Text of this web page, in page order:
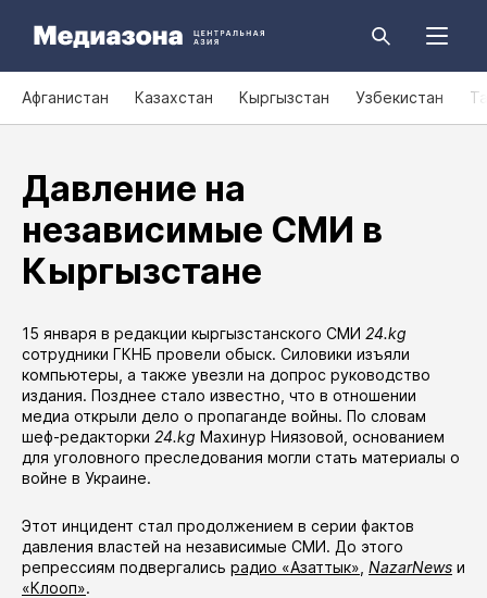
Афганистан Казахстан Кыргызстан Узбекистан
Давление на
независимые СМИ в
Кыргызстане
15 января в редакции кыргызстанского СМИ 24.kg
сотрудники ГКНБ провели обыск. Силовики изъяли
компьютеры, а также увезли на допрос руководство
издания. Позднее стало известно, что в отношении
медиа открыли дело о пропаганде войны. По словам
шеф-редакторки 24.kg Махинур Ниязовой, основанием
для уголовного преследования могли стать материалы о
войне в Украине.
Этот инцидент стал продолжением в серии фактов
давления властей на независимые СМИ. До этого
репрессиям подвергались радио «Азаттык» NazarNews и
«Клооп».